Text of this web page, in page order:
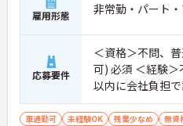
【自分らしいスタイルを大切にし
いペースで働けます】
・清潔感と節度があれば髪色や
ないため、ご自身の個性を尊重し
れます。
・月平均残業時間が少なく、年
ュ休暇も取得できる環境で、心身
きます。
雇用形態 非常勤・パート
応募要件
＜資格＞不問、
可) 必須 ＜経験
以内に会社負担
車通勤可 未経験OK 残業少なめ 無資